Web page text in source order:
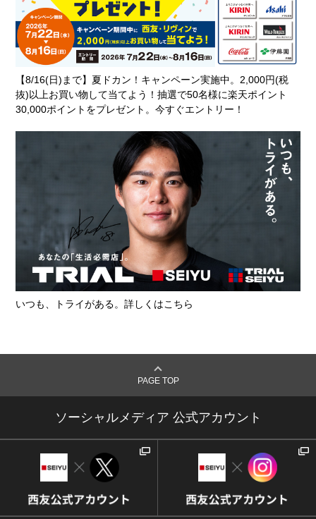
【8/16(日)まで】夏ドカン！キャンペーン実施中。2,000円(税
抜)以上お買い物して当てよう！抽選で50名様に楽天ポイント
30,000ポイントをプレゼント。今すぐエントリー！
いつも、トライがある。詳しくはこちら
PAGE TOP
ソーシャルメディア 公式アカウント